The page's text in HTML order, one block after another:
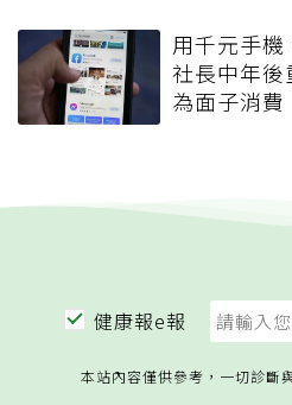
用千元手
社長中年後
為面子消費
健康報e報
本站內容僅供參考，一切診斷